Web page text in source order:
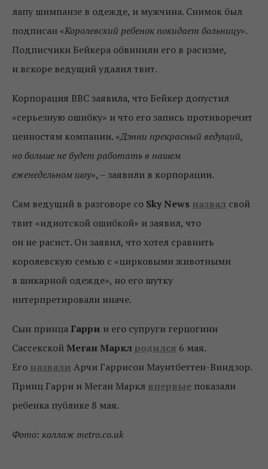
лапу шимпанзе в одежде, и мужчина. Снимок был
подписан «Королевский ребенок покидает больницу».
Подписчики Бейкера обвинили его в расизме,
и вскоре ведущий удалил твит.
Корпорация BBC заявила, что Бейкер допустил
«серьезную ошибку» и что его запись противоречит
ценностям компании. «Дэнни прекрасный ведущий,
но больше не будет работать в нашем
еженедельном шоу», – заявили в корпорации.
Сам ведущий в разговоре со Sky News назвал свой
твит «идиотской ошибкой» и заявил, что
он не расист. Он заявил, что хотел сравнить
королевскую семью с «цирковыми животными
в шикарной одежде», но его шутку
интерпретировали иначе.
Сын принца Гарри и его супруги герцогини
СассекскойМеган Марклродился 6 мая.
Его назвали Арчи Гаррисон Маунтбеттен-Виндзор.
Принц Гарри и Меган Маркл впервые показали
ребенка публике 8 мая.
Фото: коллаж metro.co.uk